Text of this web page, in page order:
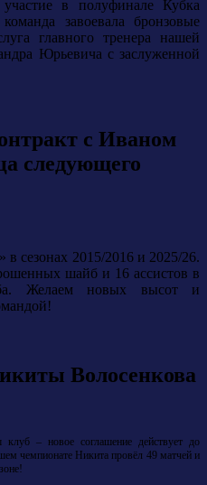
в полуфинале Кубка
завоевала бронзовые
главного тренера нашей
Юрьевича с заслуженной
с Иваном
следующего
сезонах 2015/2016 и 2025/26.
шайб и 16 ассистов в
Желаем новых высот и
Волосенкова
– новое соглашение действует до
чемпионате Никита провёл 49 матчей и